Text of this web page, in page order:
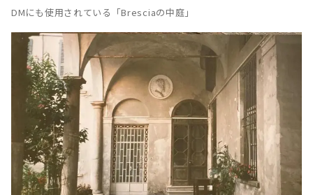
DMにも使用されている「Bresciaの中庭」